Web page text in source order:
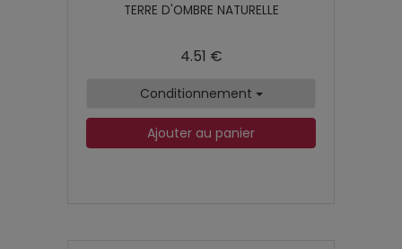
TERRE D'OMBRE NATURELLE
4.51 €
Conditionnement
Ajouter au panier